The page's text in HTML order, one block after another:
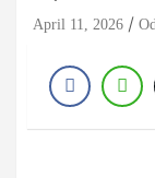
April 11, 2026